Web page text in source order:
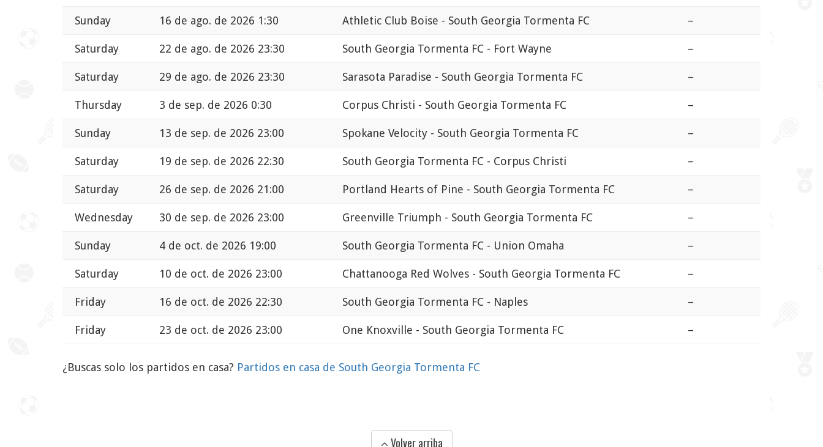
Sunday 16 de ago. de 2026 1:30 Athletic Club Boise - South Georgia Tormenta FC –
Saturday 22 de ago. de 2026 23:30 South Georgia Tormenta FC - Fort Wayne –
Saturday 29 de ago. de 2026 23:30 Sarasota Paradise - South Georgia Tormenta FC –
Thursday 3 de sep. de 2026 0:30 Corpus Christi - South Georgia Tormenta FC –
Sunday 13 de sep. de 2026 23:00 Spokane Velocity - South Georgia Tormenta FC –
Saturday 19 de sep. de 2026 22:30 South Georgia Tormenta FC - Corpus Christi –
Saturday 26 de sep. de 2026 21:00 Portland Hearts of Pine - South Georgia Tormenta FC –
Wednesday 30 de sep. de 2026 23:00 Greenville Triumph - South Georgia Tormenta FC –
Sunday 4 de oct. de 2026 19:00 South Georgia Tormenta FC - Union Omaha –
Saturday 10 de oct. de 2026 23:00 Chattanooga Red Wolves - South Georgia Tormenta FC –
Friday 16 de oct. de 2026 22:30 South Georgia Tormenta FC - Naples –
Friday 23 de oct. de 2026 23:00 One Knoxville - South Georgia Tormenta FC –
¿Buscas solo los partidos en casa? Partidos en casa de South Georgia Tormenta FC
Volver arriba